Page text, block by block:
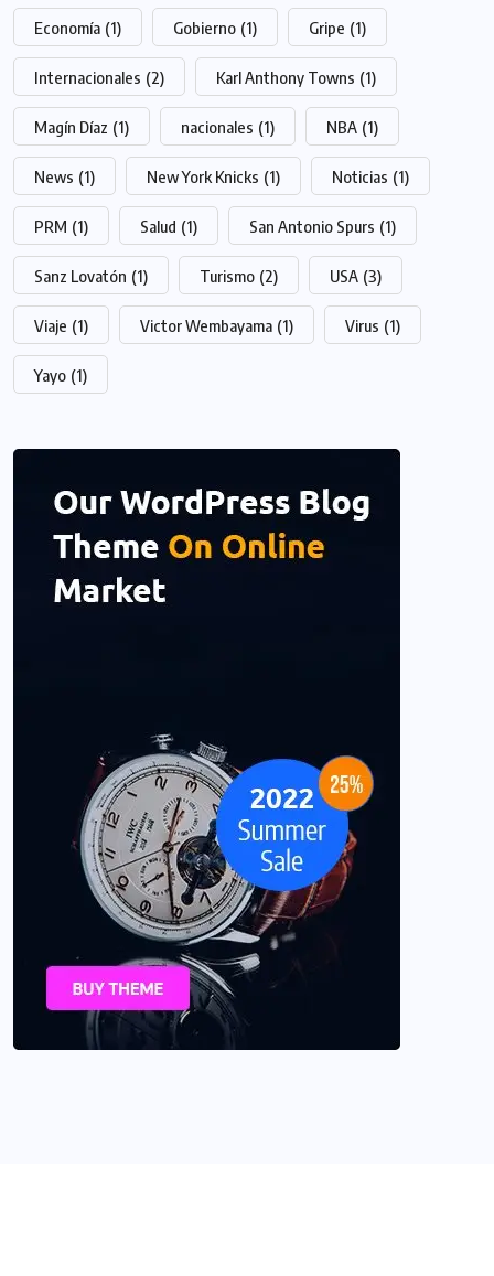
Economía (1) Gobierno (1) Gripe (1)
Internacionales (2) Karl Anthony Towns (1)
Magín Díaz (1) nacionales (1) NBA (1)
News (1) New York Knicks (1) Noticias (1)
PRM (1) Salud (1) San Antonio Spurs (1)
Sanz Lovatón (1) Turismo (2) USA (3)
Viaje (1) Victor Wembayama (1) Virus (1)
Yayo (1)